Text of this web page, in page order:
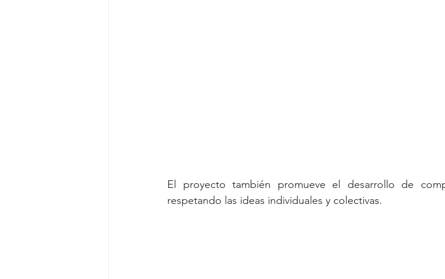
El proyecto también promueve el desarrollo de
respetando las ideas individuales y colectivas.